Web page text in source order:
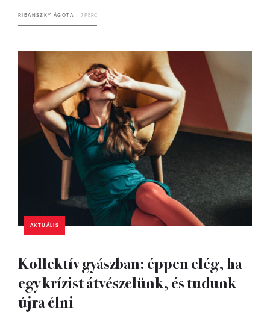
RIBÁNSZKY ÁGOTA 7 PERC
AKTUÁLIS
Kollektív gyászban: éppen elég, ha
egy krízist átvészelünk, és tudunk
újra élni